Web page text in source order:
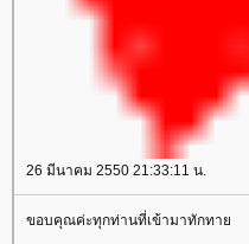
26 มีนาคม 2550 21:33:11 น.
ขอบคุณค่ะทุกท่านที่เข้ามาทักทา